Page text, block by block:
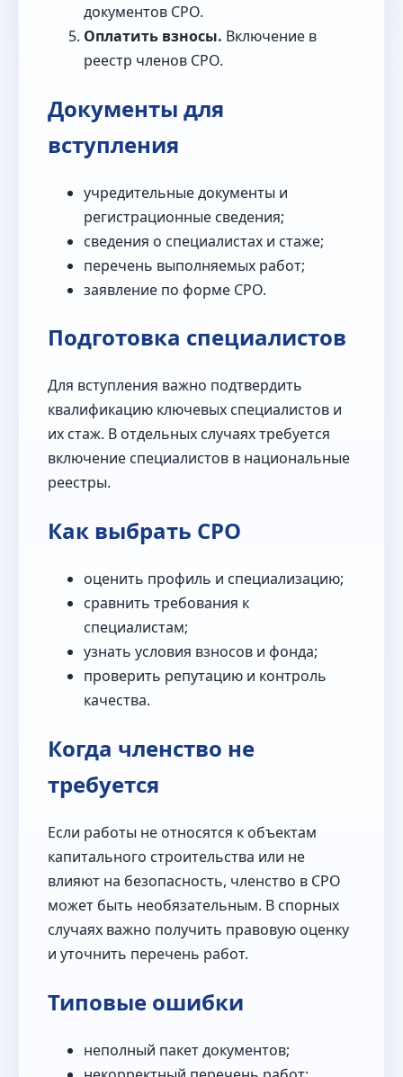
документов СРО.
Оплатить взносы. Включение в
реестр членов СРО.
Документы для
вступления
учредительные документы и
регистрационные сведения;
сведения о специалистах и стаже;
перечень выполняемых работ;
заявление по форме СРО.
Подготовка специалистов
Для вступления важно подтвердить
квалификацию ключевых специалистов и
их стаж. В отдельных случаях требуется
включение специалистов в национальные
реестры.
Как выбрать СРО
оценить профиль и специализацию;
сравнить требования к
специалистам;
узнать условия взносов и фонда;
проверить репутацию и контроль
качества.
Когда членство не
требуется
Если работы не относятся к объектам
капитального строительства или не
влияют на безопасность, членство в СРО
может быть необязательным. В спорных
случаях важно получить правовую оценку
и уточнить перечень работ.
Типовые ошибки
неполный пакет документов;